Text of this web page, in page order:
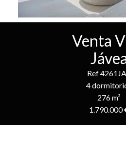
Venta
Ref
4
276 m²
1.790.000